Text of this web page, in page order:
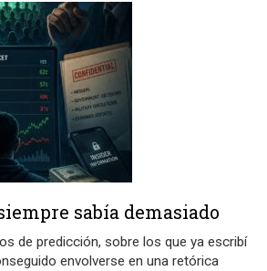
sabía demasiado
de predicción, sobre los que ya escribí
envolverse en una retórica